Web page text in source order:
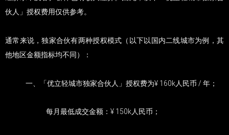
伙人」授权费用仅供参考。
通常来说，独家合伙有两种授权模式（以下以国内二线城市为例，其
他地区金额指标均不同）：
一、「优立轻城市独家合伙人」授权费为¥ 160k人民币 / 年；
每月最低成交金额：¥ 150k人民币；